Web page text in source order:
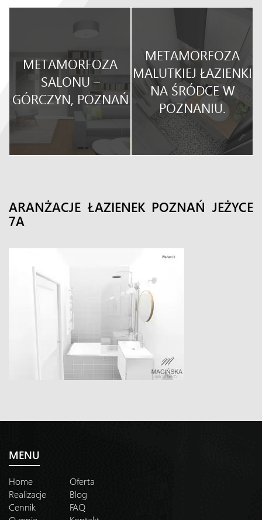
METAMORFOZA
SALONU –
GÓRCZYN, POZNAŃ
METAMORFOZA
MALUTKIEJ ŁAZIENKI
NA ŚRÓDCE W
POZNANIU.
ARANŻACJE ŁAZIENEK POZNAŃ JEŻYCE
7A
MENU
Home
Oferta
Realizacje
Blog
Cennik
FAQ